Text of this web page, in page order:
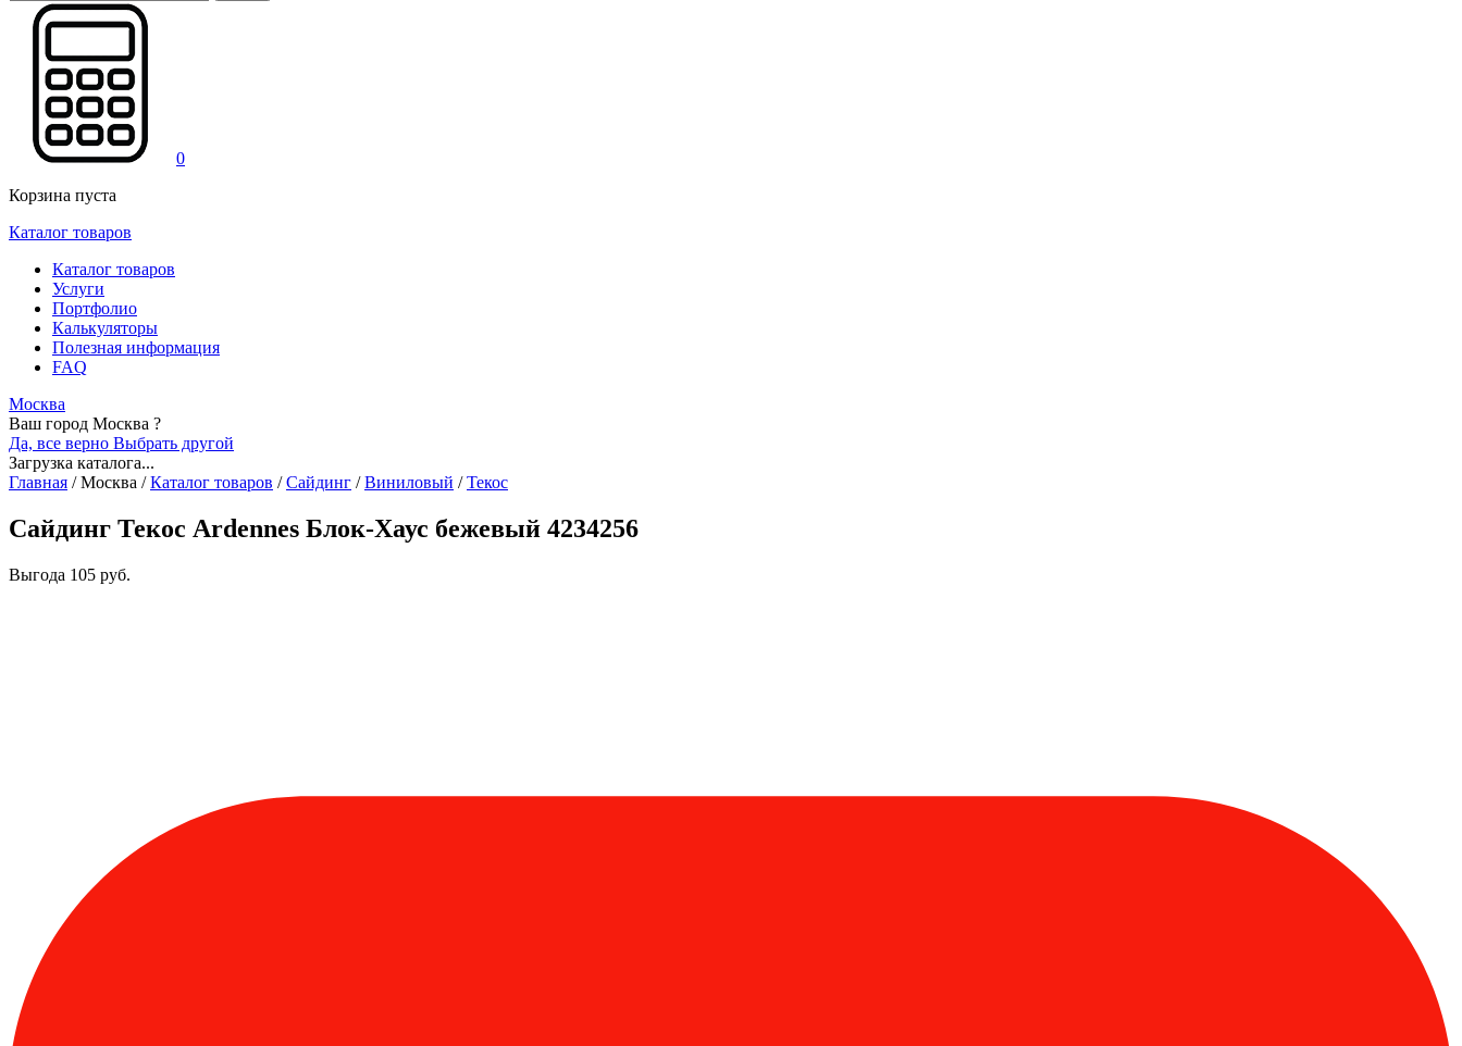
0
Корзина пуста
Каталог товаров
Каталог товаров
Услуги
Портфолио
Калькуляторы
Полезная информация
FAQ
Москва
Ваш город Москва ?
Да, все верно Выбрать другой
Загрузка каталога...
Главная /Москва / Каталог товаров / Сайдинг / Виниловый / Текос
Сайдинг Текос Ardennes Блок-Хаус бежевый 4234256
Выгода 105 руб.